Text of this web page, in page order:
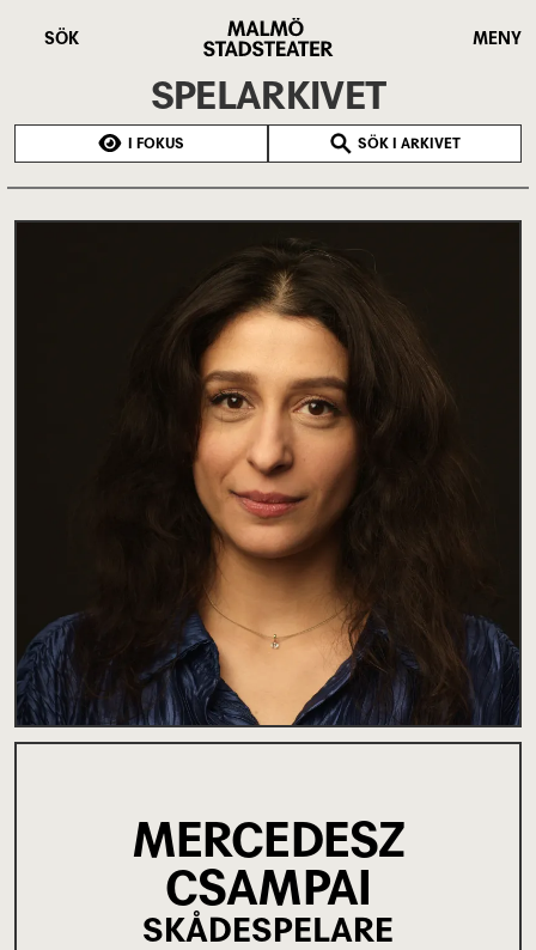
SÖK
Stadsteater
MENY
SPELARKIVET
I FOKUS SÖK I ARKIVET
MERCEDESZ
CSAMPAI
SKÅDESPELARE